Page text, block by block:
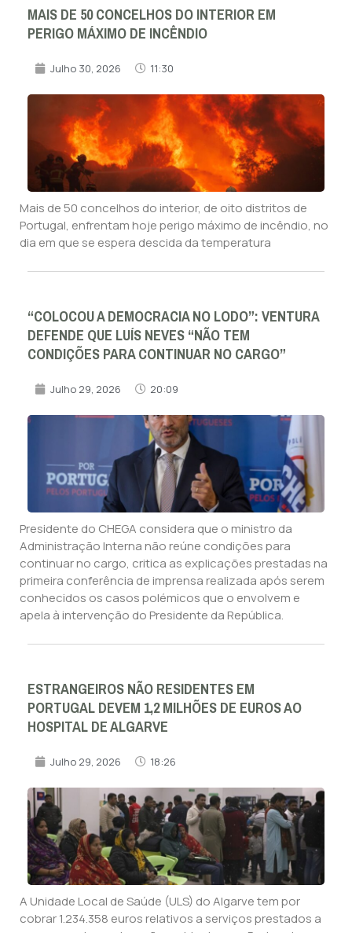
MAIS DE 50 CONCELHOS DO INTERIOR EM
PERIGO MÁXIMO DE INCÊNDIO
Julho 30, 2026 11:30
Mais de 50 concelhos do interior, de oito distritos de
Portugal, enfrentam hoje perigo máximo de incêndio, no
dia em que se espera descida da temperatura
“COLOCOU A DEMOCRACIA NO LODO”: VENTURA
DEFENDE QUE LUÍS NEVES “NÃO TEM
CONDIÇÕES PARA CONTINUAR NO CARGO”
Julho 29, 2026 20:09
Presidente do CHEGA considera que o ministro da
Administração Interna não reúne condições para
continuar no cargo, critica as explicações prestadas na
primeira conferência de imprensa realizada após serem
conhecidos os casos polémicos que o envolvem e
apela à intervenção do Presidente da República.
ESTRANGEIROS NÃO RESIDENTES EM
PORTUGAL DEVEM 1,2 MILHÕES DE EUROS AO
HOSPITAL DE ALGARVE
Julho 29, 2026 18:26
A Unidade Local de Saúde (ULS) do Algarve tem por
cobrar 1.234.358 euros relativos a serviços prestados a